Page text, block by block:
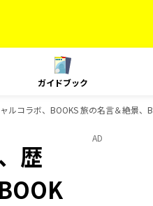
ガイドブック
コラボ、BOOKS 旅の名言＆絶景
歴
AD